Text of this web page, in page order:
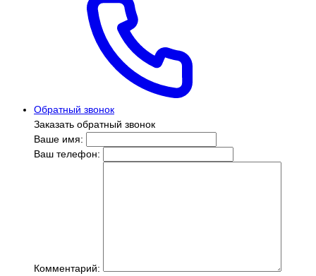
Обратный звонок
Заказать обратный звонок
Ваше имя:
Ваш телефон:
Комментарий: